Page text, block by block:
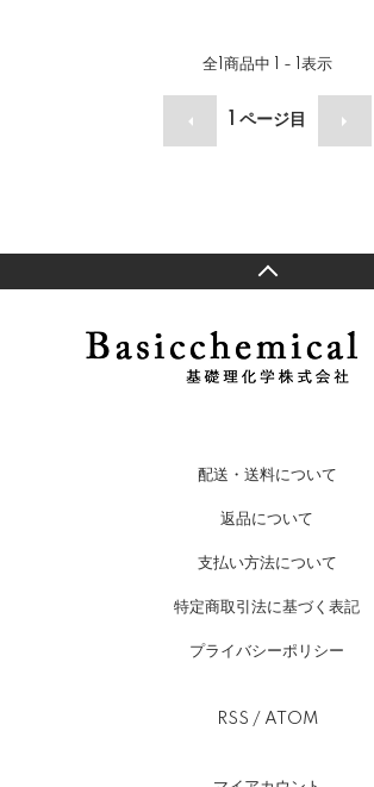
全1 商品中 1 - 1 表示
ページ目
配送・送料について
返品について
支払い方法について
特定商取引法に基づく表記
プライバシーポリシー
RSS / ATOM